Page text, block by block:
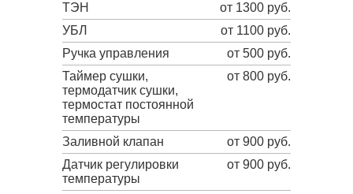
ТЭН
от 1300 руб.
УБЛ
от 1100 руб.
Ручка управления
от 500 руб.
Таймер сушки,
термодатчик сушки,
термостат постоянной
температуры
от 800 руб.
Заливной клапан
от 900 руб.
Датчик регулировки
температуры
от 900 руб.